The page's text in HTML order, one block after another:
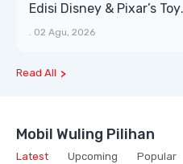
Edisi Disney & Pixar’s Toy
Story 5 Jadi Magnet
. 02 Agu, 2026
Read All
Mobil Wuling Pilihan
Latest Upcoming Popular